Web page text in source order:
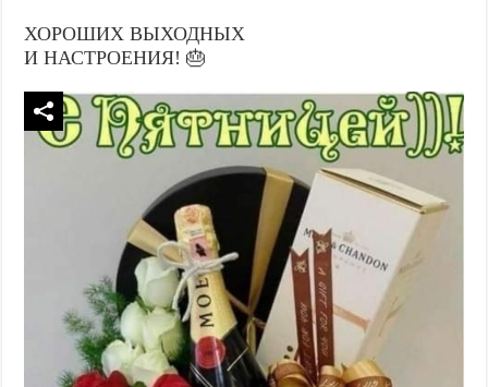
ХОРОШИХ ВЫХОДНЫХ
И НАСТРОЕНИЯ! 🎂